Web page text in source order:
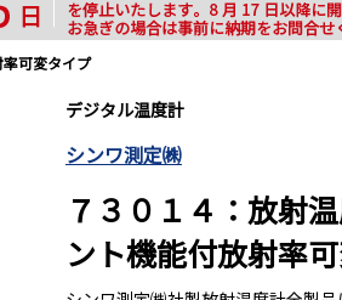
可変タイプ
デジタル温度計
シンワ測定㈱
７３０１４：放射
ント機能付放射率